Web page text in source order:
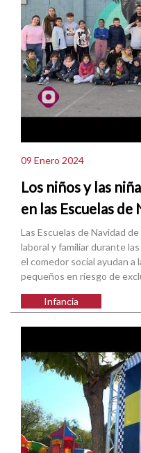
09 Enero 2024
Los niños y las
en las Escuelas de
Las Escuelas de Navidad
laboral y familiar durante
el comedor social ayudan a
pequeños en riesgo de
Infancia